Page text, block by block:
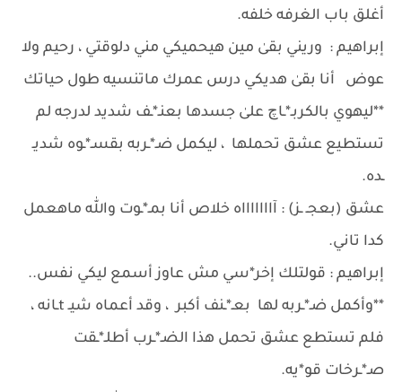
أغلق باب الغرفه خلفه.
إبراهيم : وريني بقىٰ مين هيحميكي مني دلوقتي ، رحيم ولا
عوض أنا بقىٰ هديكي درس عمرك ماتنسيه طول حياتك
**ليهوي بالكربـ*ـاچ علىٰ جسدها بعنـ*ـف شديد لدرجه لم
تستطيع عشق تحملها ، ليكمل ضـ*ـربه بقسـ*ـوه شديـ
ـده.
عشق (بعجـ ـز) : آاااااااه خلاص أنا بمـ*ـوت وﷲ ماهعمل
كدا تاني.
إبراهيم : قولتلك إخر*سي مش عاوز أسمع ليكي نفس..
**وأكمل ضـ*ـربه لها بعـ*ـنف أكبر ، وقد أعماه شيـ tـانه ،
فلم تستطع عشق تحمل هذا الضـ*ـرب أطلـ*ـقت
صـ*ـرخات قو*يه.